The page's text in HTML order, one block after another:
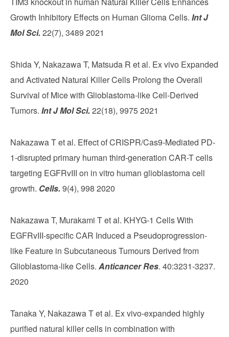
Growth Inhibitory Effects on Human Glioma Cells. Int J
Mol Sci. 22(7), 3489 2021
Shida Y, Nakazawa T, Matsuda R et al. Ex vivo Expanded
and Activated Natural Killer Cells Prolong the Overall
Survival of Mice with Glioblastoma-like Cell-Derived
Tumors. Int J Mol Sci. 22(18), 9975 2021
Nakazawa T et al. Effect of CRISPR/Cas9-Mediated PD-
1-disrupted primary human third-generation CAR-T cells
targeting EGFRvIII on in vitro human glioblastoma cell
growth. Cells. 9(4), 998 2020
Nakazawa T, Murakami T et al. KHYG-1 Cells With
EGFRvIII-specific CAR Induced a Pseudoprogression-
like Feature in Subcutaneous Tumours Derived from
Glioblastoma-like Cells. Anticancer Res. 40:3231-3237.
2020
Tanaka Y, Nakazawa T et al. Ex vivo-expanded highly
purified natural killer cells in combination with